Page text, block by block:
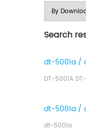
Search
dt-5001a /
DT-5001A
dt-5001a /
dt-5001a